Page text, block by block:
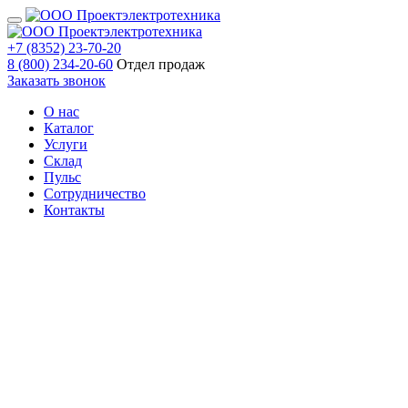
+7 (8352) 23-70-20
8 (800) 234-20-60 Отдел продаж
Заказать звонок
О нас
Каталог
Услуги
Склад
Пульс
Сотрудничество
Контакты